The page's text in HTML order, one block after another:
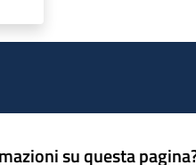
su questa